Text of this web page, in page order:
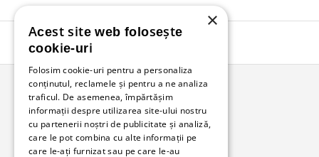
Înapoi în sus
Bunzl Romania
Soluții complete pentru afacerea ta.
×
Acest site web folosește
cookie-uri
Folosim cookie-uri pentru a personaliza
conținutul, reclamele și pentru a ne analiza
traficul. De asemenea, împărtășim
informații despre utilizarea site-ului nostru
cu partenerii noștri de publicitate și analiză,
care le pot combina cu alte informații pe
care le-ați furnizat sau pe care le-au